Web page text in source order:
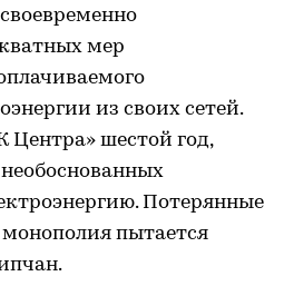
мер
из своих сетей.
шестой год,
Потерянные
пытается